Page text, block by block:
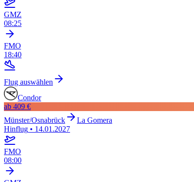
GMZ
08:25
FMO
18:40
Flug auswählen
Condor
ab 409 €
Münster/Osnabrück
La Gomera
Hinflug • 14.01.2027
FMO
08:00